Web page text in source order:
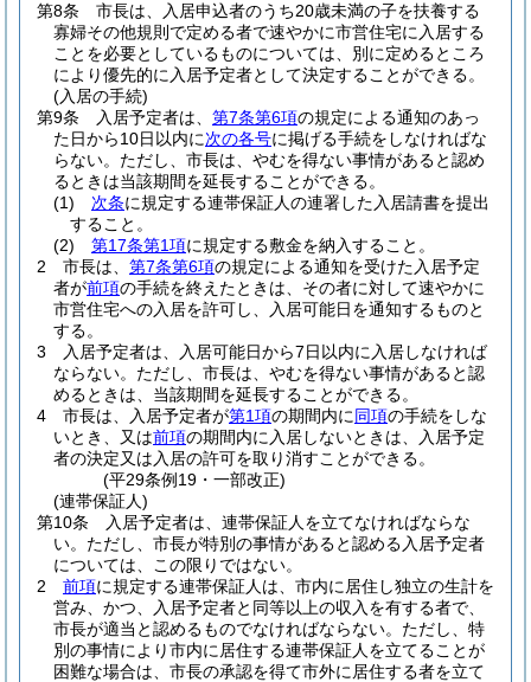
第8条
市長は、入居申込者のうち20歳未満の子を扶養する
寡婦その他規則で定める者で速やかに市営住宅に入居する
ことを必要としているものについては、別に定めるところ
により優先的に入居予定者として決定することができる。
(入居の手続)
第9条
入居予定者は、 第7条第6項の規定による通知のあっ
た日から10日以内に次の各号に掲げる手続をしなければな
らない。 ただし、市長は、やむを得ない事情があると認め
るときは当該期間を延長することができる。
(1)
次条に規定する連帯保証人の連署した入居請書を提出
すること。
(2)
第17条第1項に規定する敷金を納入すること。
2
市長は、 第7条第6項の規定による通知を受けた入居予定
者が前項の手続を終えたときは、その者に対して速やかに
市営住宅への入居を許可し、入居可能日を通知するものと
する。
3
入居予定者は、入居可能日から7日以内に入居しなければ
ならない。 ただし、市長は、やむを得ない事情があると認
めるときは、当該期間を延長することができる。
4
市長は、入居予定者が第1項の期間内に同項の手続をしな
いとき、又は前項の期間内に入居しないときは、入居予定
者の決定又は入居の許可を取り消すことができる。
(平29条例19・一部改正)
(連帯保証人)
第10条
入居予定者は、連帯保証人を立てなければならな
い。 ただし、市長が特別の事情があると認める入居予定者
については、この限りではない。
2
前項に規定する連帯保証人は、市内に居住し独立の生計を
営み、かつ、入居予定者と同等以上の収入を有する者で、
市長が適当と認めるものでなければならない。 ただし、特
別の事情により市内に居住する連帯保証人を立てることが
困難な場合は、市長の承認を得て市外に居住する者を立て